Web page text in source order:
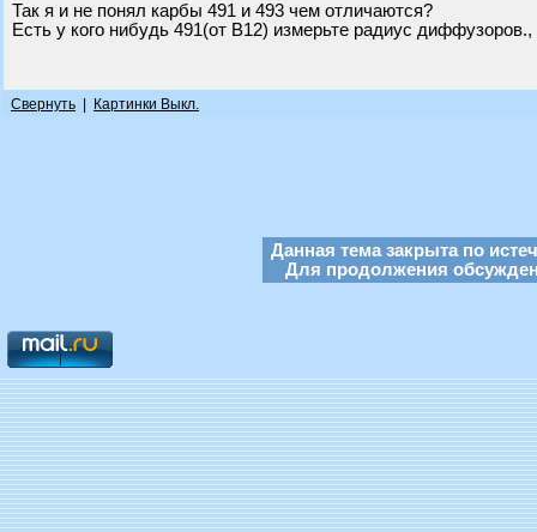
Так я и не понял карбы 491 и 493 чем отличаются?
Есть у кого нибудь 491(от В12) измерьте радиус
Свернуть Картинки Выкл.
Данная тема закрыта по
Для продолжения